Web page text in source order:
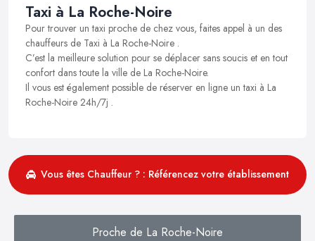
Taxi à La Roche-Noire
Pour trouver un taxi proche de chez vous, faites appel à un des
chauffeurs de Taxi à La Roche-Noire .
C’est la meilleure solution pour se déplacer sans soucis et en tout
confort dans toute la ville de La Roche-Noire.
Il vous est également possible de réserver en ligne un taxi à La
Roche-Noire 24h/7j .
Vous êtes Chauffeur ? : Référencez votre établissement
Proche de La Roche-Noire